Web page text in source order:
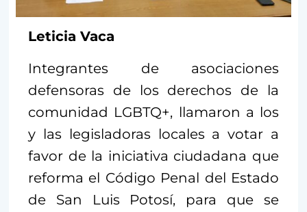
Leticia Vaca
Integrantes de asociaciones
defensoras de los derechos de la
comunidad LGBTQ+, llamaron a los
y las legisladoras locales a votar a
favor de la iniciativa ciudadana que
reforma el Código Penal del Estado
de San Luis Potosí, para que se